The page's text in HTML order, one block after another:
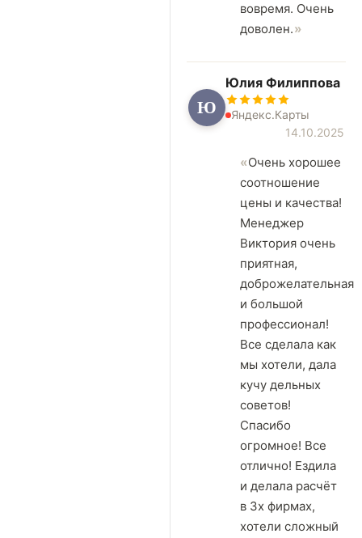
вовремя. Очень
доволен.
Ю
Юлия Филиппова
Яндекс.Карты
14.10.2025
Очень хорошее
соотношение
цены и качества!
Менеджер
Виктория очень
приятная,
доброжелательная
и большой
профессионал!
Все сделала как
мы хотели, дала
кучу дельных
советов!
Спасибо
огромное! Все
отлично! Ездила
и делала расчёт
в 3х фирмах,
хотели сложный